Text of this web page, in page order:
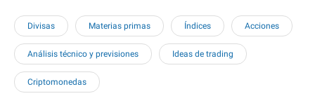
Divisas Materias primas Índices Acciones
Análisis técnico y previsiones Ideas de trading
Criptomonedas